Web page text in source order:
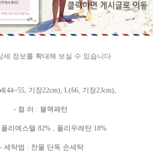
세 정보를 확대해 보실 수 있습니다
기장22cm), L(66, 기장23cm),
- 컬 러 : 블랙패턴
리에스텔 82% , 폴리우레탄 18%
- 세탁법 : 찬물 단독 손세탁